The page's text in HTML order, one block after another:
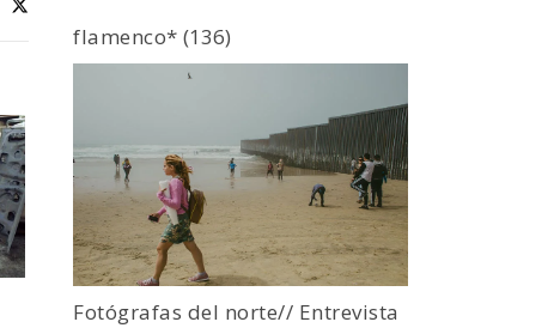
flamenco* (136)
Fotógrafas del norte// Entrevista